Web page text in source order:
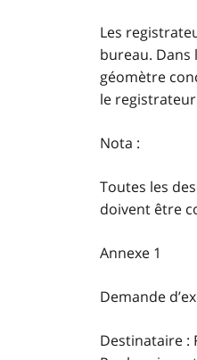
Les
bureau. Dans
géomètre
le
Nota :
Toutes les
doivent être
Annexe 1
Demande
Destinataire :